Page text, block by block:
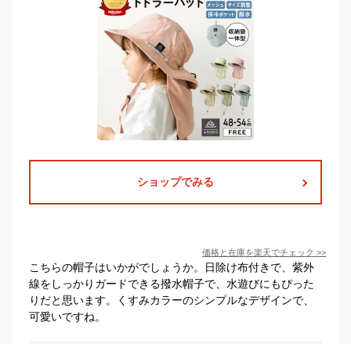
ショップでみる
価格と在庫を楽天でチェック >>
こちらの帽子はいかがでしょうか。日除け布付きで、紫外
線をしっかりガードできる撥水帽子で、水遊びにもぴった
りだと思います。くすみカラーのシンプルなデザインで、
可愛いですね。